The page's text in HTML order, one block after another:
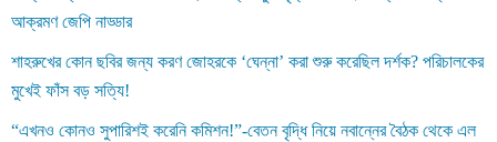
আক্রমণ জেপি নাড্ডার
শাহরুখের কোন ছবির জন্য করণ জোহরকে ‘ঘেন্না’ করা শুরু করেছিল দর্শক? পরিচালকের
মুখেই ফাঁস বড় সত্যি!
“এখনও কোনও সুপারিশই করেনি কমিশন!”-বেতন বৃদ্ধি নিয়ে নবান্নের বৈঠক থেকে এল